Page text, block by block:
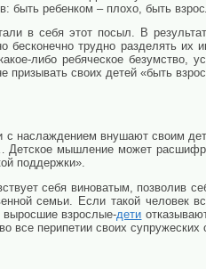
быть ребенком – плохо, быть
в себя этот посыл. В
бесконечно трудно разделять
либо ребяческое
призывать своих детей «быть
с наслаждением внушают своим
Детское мышление может
поддержки».
себя виноватым, позволив
семьи. Если такой человек
взрослые-дети
все перипетии своих супружеских